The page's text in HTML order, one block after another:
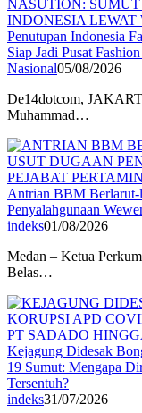
Penutupan Indonesia
Siap Jadi Pusat
Nasional05/08/2026
De14dotcom,
Muhammad…
Antrian BBM
Penyalahgunaan
indeks01/08/2026
Medan – Ketua
Belas…
Kejagung Didesak
19 Sumut: Mengapa
Tersentuh?
indeks31/07/2026